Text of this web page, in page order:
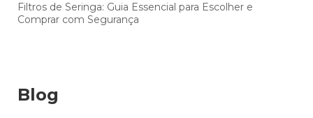
Filtros de Seringa: Guia Essencial para Escolher e
Comprar com Segurança
Blog